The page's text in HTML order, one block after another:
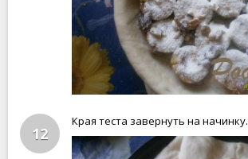
12
Края теста завернуть на начинку.